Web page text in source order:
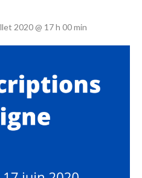
2020 @ 17 h 00 min